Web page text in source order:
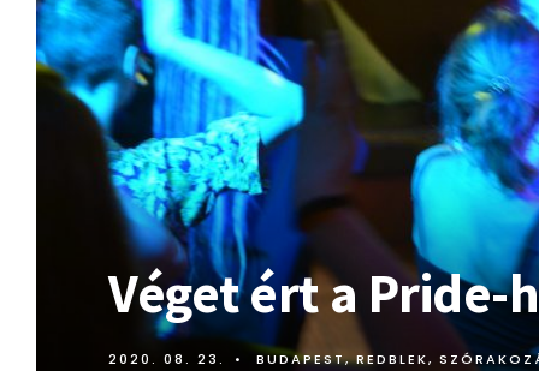
Véget ért a Pride-
2020. 08. 23. • BUDAPEST,REDBLEK,